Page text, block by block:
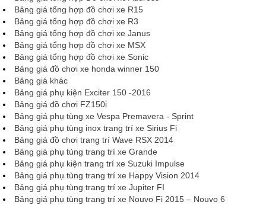
Bảng giá tổng hợp đồ chơi xe R15
Bảng giá tổng hợp đồ chơi xe R3
Bảng giá tổng hợp đồ chơi xe Janus
Bảng giá tổng hợp đồ chơi xe MSX
Bảng giá tổng hợp đồ chơi xe Sonic
Bảng giá đồ chơi xe honda winner 150
Bảng giá khác
Bảng giá phụ kiện Exciter 150 -2016
Bảng giá đồ chơi FZ150i
Bảng giá phụ tùng xe Vespa Premavera - Sprint
Bảng giá phụ tùng inox trang trí xe Sirius Fi
Bảng giá đồ chơi trang trí Wave RSX 2014
Bảng giá phụ tùng trang trí xe Grande
Bảng giá phụ kiện trang trí xe Suzuki Impulse
Bảng giá phụ tùng trang trí xe Happy Vision 2014
Bảng giá phụ tùng trang trí xe Jupiter FI
Bảng giá phụ tùng trang trí xe Nouvo Fi 2015 – Nouvo 6